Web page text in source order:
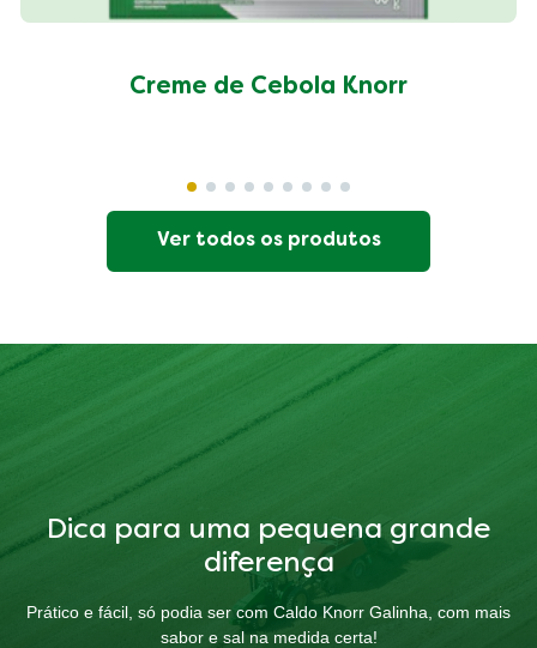
Creme de Cebola Knorr
Ver todos os produtos
Dica para uma pequena grande
diferença
Prático e fácil, só podia ser com Caldo Knorr Galinha, com mais
sabor e sal na medida certa!